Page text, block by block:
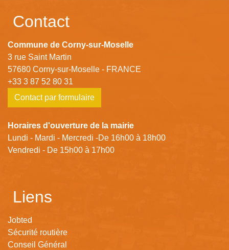
Contact
Commune de Corny-sur-Moselle
3 rue Saint Martin
57680 Corny-sur-Moselle - FRANCE
+33 3 87 52 80 31
Contact par formulaire
Horaires d'ouverture de la mairie
Lundi - Mardi - Mercredi -De 16h00 à 18h00
Vendredi - De 15h00 à 17h00
Liens
Jobted
Sécurité routière
Conseil Général